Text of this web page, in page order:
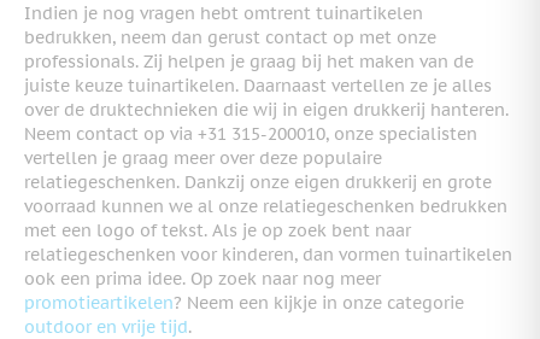
Indien je nog vragen hebt omtrent tuinartikelen
bedrukken, neem dan gerust contact op met onze
professionals. Zij helpen je graag bij het maken van de
juiste keuze tuinartikelen. Daarnaast vertellen ze je alles
over de druktechnieken die wij in eigen drukkerij hanteren.
Neem contact op via +31 315-200010, onze specialisten
vertellen je graag meer over deze populaire
relatiegeschenken. Dankzij onze eigen drukkerij en grote
voorraad kunnen we al onze relatiegeschenken bedrukken
met een logo of tekst. Als je op zoek bent naar
relatiegeschenken voor kinderen, dan vormen tuinartikelen
ook een prima idee. Op zoek naar nog meer
promotieartikelen? Neem een kijkje in onze categorie
outdoor en vrije tijd.